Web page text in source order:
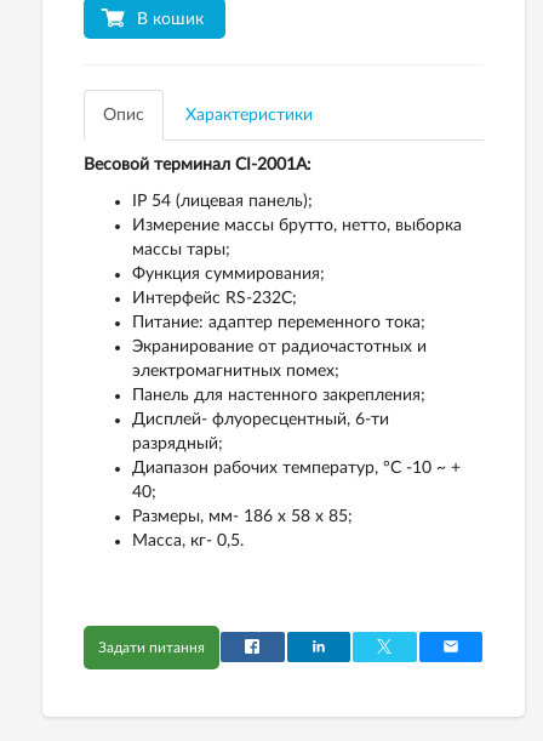
В кошик
Опис Характеристики
Весовой терминал CI-2001A:
IP 54 (лицевая панель);
Измерение массы брутто, нетто, выборка
массы тары;
Функция суммирования;
Интерфейс RS-232C;
Питание: адаптер переменного тока;
Экранирование от радиочастотных и
электромагнитных помех;
Панель для настенного закрепления;
Дисплей- флуоресцентный, 6-ти
разрядный;
Диапазон рабочих температур, °C -10 ~ +
40;
Размеры, мм- 186 х 58 х 85;
Масса, кг- 0,5.
Задати питання